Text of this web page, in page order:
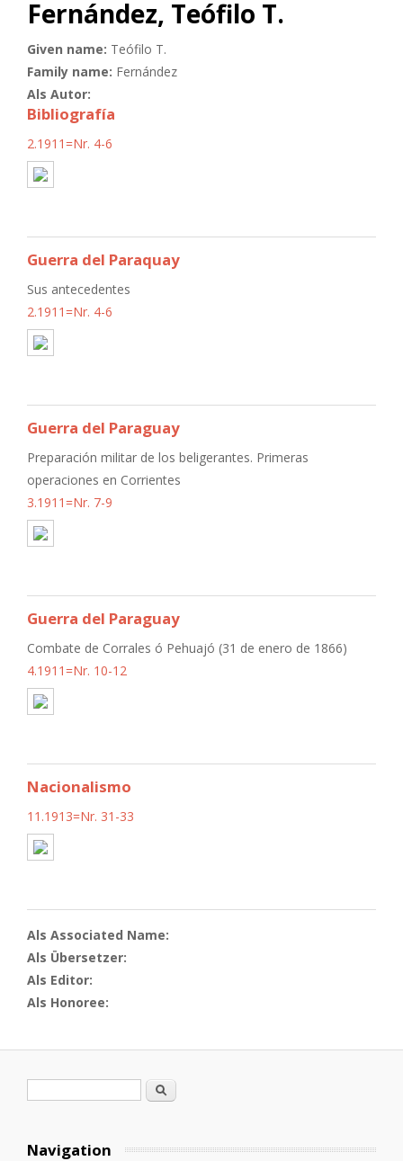
Fernández, Teófilo T.
Given name: Teófilo T.
Family name: Fernández
Als Autor:
Bibliografía
2.1911=Nr. 4-6
Guerra del Paraquay
Sus antecedentes
2.1911=Nr. 4-6
Guerra del Paraguay
Preparación militar de los beligerantes. Primeras
operaciones en Corrientes
3.1911=Nr. 7-9
Guerra del Paraguay
Combate de Corrales ó Pehuajó (31 de enero de 1866)
4.1911=Nr. 10-12
Nacionalismo
11.1913=Nr. 31-33
Als Associated Name:
Als Übersetzer:
Als Editor:
Als Honoree:
Search
Navigation